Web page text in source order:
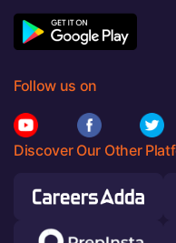
Follow us on
Discover Our Other